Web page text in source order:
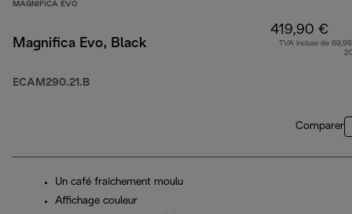
MAGNIFICA EVO
Magnifica Evo, Black
ECAM290.21.B
419,90 €
TVA incluse de
Comparer
Un café fraîchement moulu
Affichage couleur